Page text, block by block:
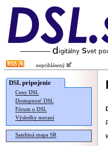
neprihlásený
DSL pripojenie
Ceny DSL
Dostupnosť DSL
Fórum o DSL
Výsledky meraní
Satelitná mapa SR